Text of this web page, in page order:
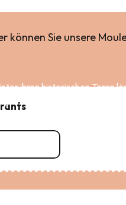
können Sie unsere
ihren historischen Toren
zu entdecken. Hier glänzt
Emotionen, Flanieren
werden die einzigartige
Jacques Cartier bis Robert
Zügen, denn...